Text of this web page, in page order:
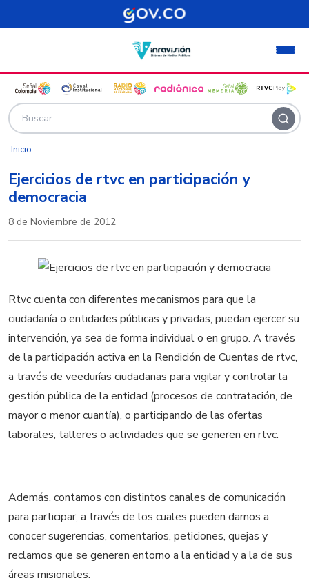
Pasar al contenido principal
Inicio
Ejercicios de rtvc en participación y
democracia
8 de Noviembre de 2012
Rtvc cuenta con diferentes mecanismos para que la
ciudadanía o entidades públicas y privadas, puedan ejercer su
intervención, ya sea de forma individual o en grupo. A través
de la participación activa en la Rendición de Cuentas de rtvc,
a través de veedurías ciudadanas para vigilar y controlar la
gestión pública de la entidad (procesos de contratación, de
mayor o menor cuantía), o participando de las ofertas
laborales, talleres o actividades que se generen en rtvc.
Además, contamos con distintos canales de comunicación
para participar, a través de los cuales pueden darnos a
conocer sugerencias, comentarios, peticiones, quejas y
reclamos que se generen entorno a la entidad y a la de sus
áreas misionales: